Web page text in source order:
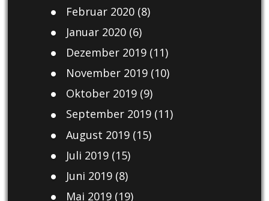
Februar 2020(8)
Januar 2020(6)
Dezember 2019(11)
November 2019(10)
Oktober 2019(9)
September 2019(11)
August 2019(15)
Juli 2019(15)
Juni 2019(8)
Mai 2019(19)